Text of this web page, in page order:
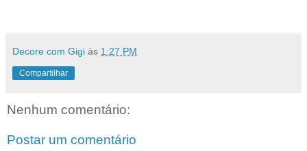
Decore com Gigi às 1:27 PM
Compartilhar
Nenhum comentário:
Postar um comentário